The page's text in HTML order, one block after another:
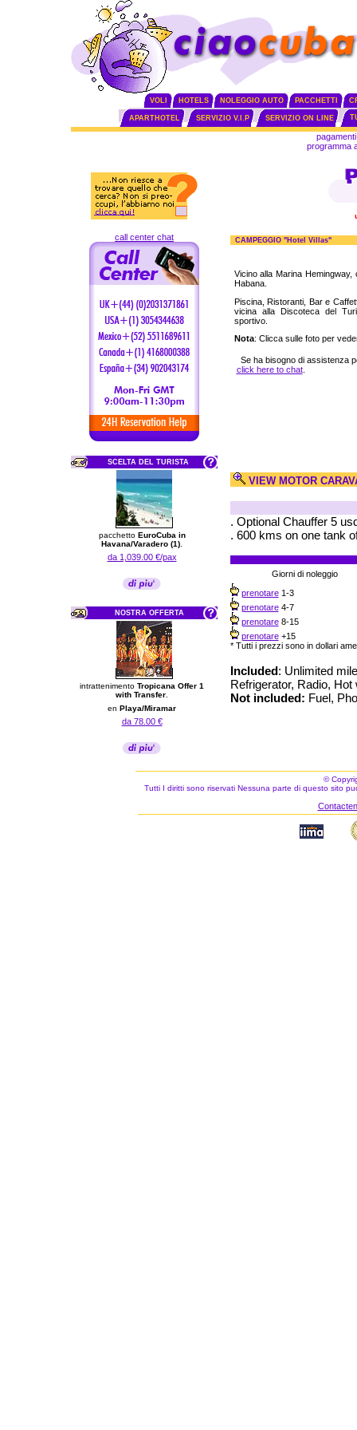
VOLI HOTELS NOLEGGIO AUTO PACCHETTI
APARTHOTEL SERVIZIO V.I.P SERVIZIO ON LINE
call center chat
SCELTA DEL TURISTA
pacchetto EuroCuba in
Havana/Varadero (1)
da 1,039.00 €/pax
NOSTRA OFFERTA
intrattenimento Tropicana Offer 1
with Transfer
en Playa/Miramar
da 78.00 €
programma
CAMPEGGIO "Hotel Villas"
Vicino alla Marina
Habana.
Piscina, Ristoranti, Bar e
vicina alla Discoteca del
sportivo.
Nota: Clicca sulle foto per
Se ha bisogno di assistenza
click here to chat.
VIEW MOTOR
. Optional Chauffer 5
. 600 kms on one tank
Giorni di noleggio
prenotare1-3
prenotare4-7
prenotare8-15
prenotare+15
* Tutti i prezzi sono in dollari
Included: Unlimited
Refrigerator, Radio,
Not included: Fuel,
©
Tutti I diritti sono riservati Nessuna parte di questo sito